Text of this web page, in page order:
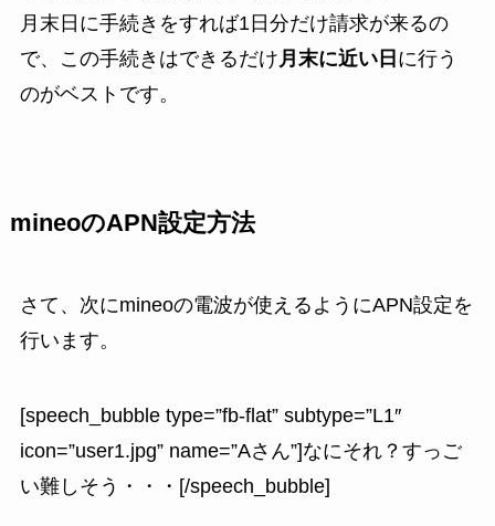
月末日に手続きをすれば1日分だけ請求が来るの
で、この手続きはできるだけ 月末に近い日 に行う
のがベストです。
mineoのAPN設定方法
さて、次にmineoの電波が使えるようにAPN設定を
行います。
[speech_bubble type=”fb-flat” subtype=”L1″
icon=”user1.jpg” name=”Aさん”]なにそれ？すっご
い難しそう・・・[/speech_bubble]